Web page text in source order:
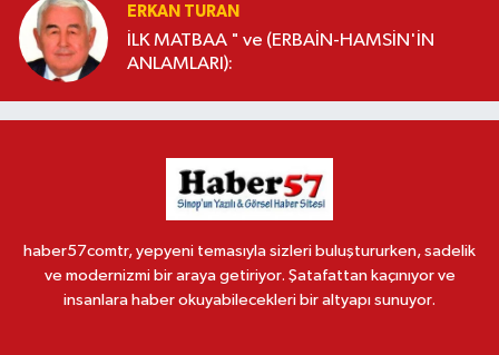
ERKAN TURAN
İLK MATBAA " ve (ERBAİN-HAMSİN'İN
ANLAMLARI):
haber57comtr, yepyeni temasıyla sizleri buluştururken, sadelik
ve modernizmi bir araya getiriyor. Şatafattan kaçınıyor ve
insanlara haber okuyabilecekleri bir altyapı sunuyor.